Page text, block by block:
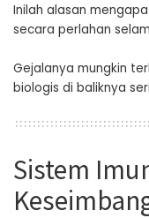
Inilah alasan
secara perlahan
Gejalanya mungkin
biologis di baliknya
Sistem